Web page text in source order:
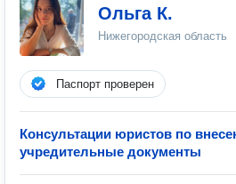
Ольга К.
Нижегородская область
Паспорт проверен
Консультации юристов по
учредительные документы